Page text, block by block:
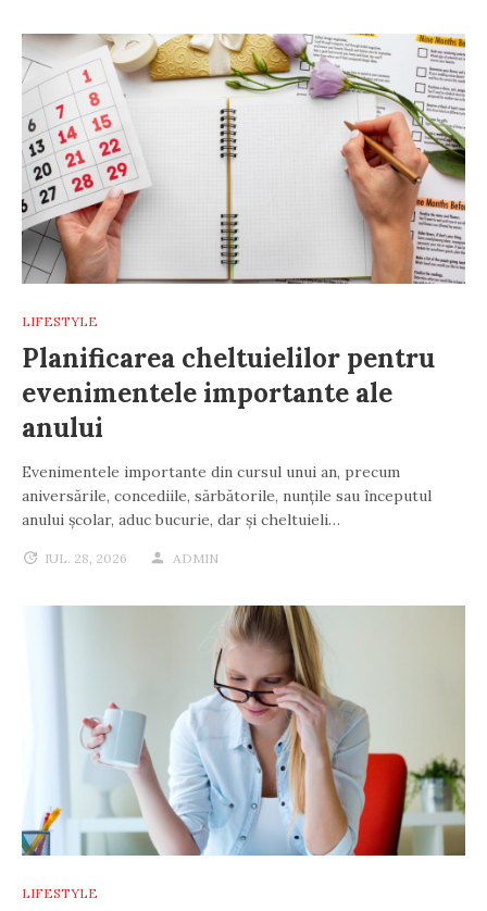
LIFESTYLE
Planificarea cheltuielilor pentru
evenimentele importante ale
anului
Evenimentele importante din cursul unui an, precum
aniversările, concediile, sărbătorile, nunțile sau începutul
anului școlar, aduc bucurie, dar și cheltuieli…
IUL. 28, 2026 ADMIN
LIFESTYLE